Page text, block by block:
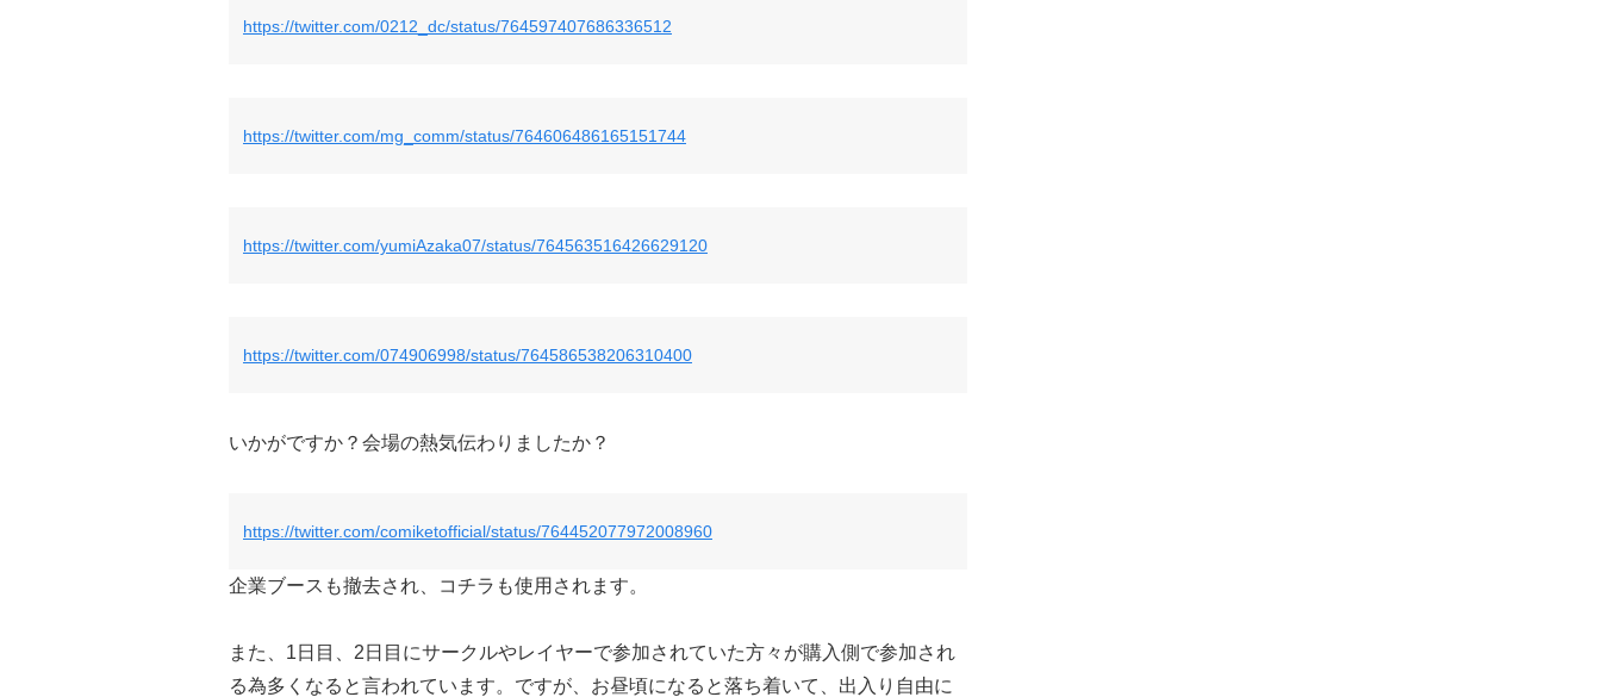
https://twitter.com/0212_dc/status/764597407686336512
https://twitter.com/mg_comm/status/764606486165151744
https://twitter.com/yumiAzaka07/status/764563516426629120
https://twitter.com/074906998/status/764586538206310400
いかがですか？会場の熱気伝わりましたか？
https://twitter.com/comiketofficial/status/764452077972008960
企業ブースも撤去され、コチラも使用されます。
また、1日目、2日目にサークルやレイヤーで参加されていた方々が購入側で参加され
る為多くなると言われています。ですが、お昼頃になると落ち着いて、出入り自由に